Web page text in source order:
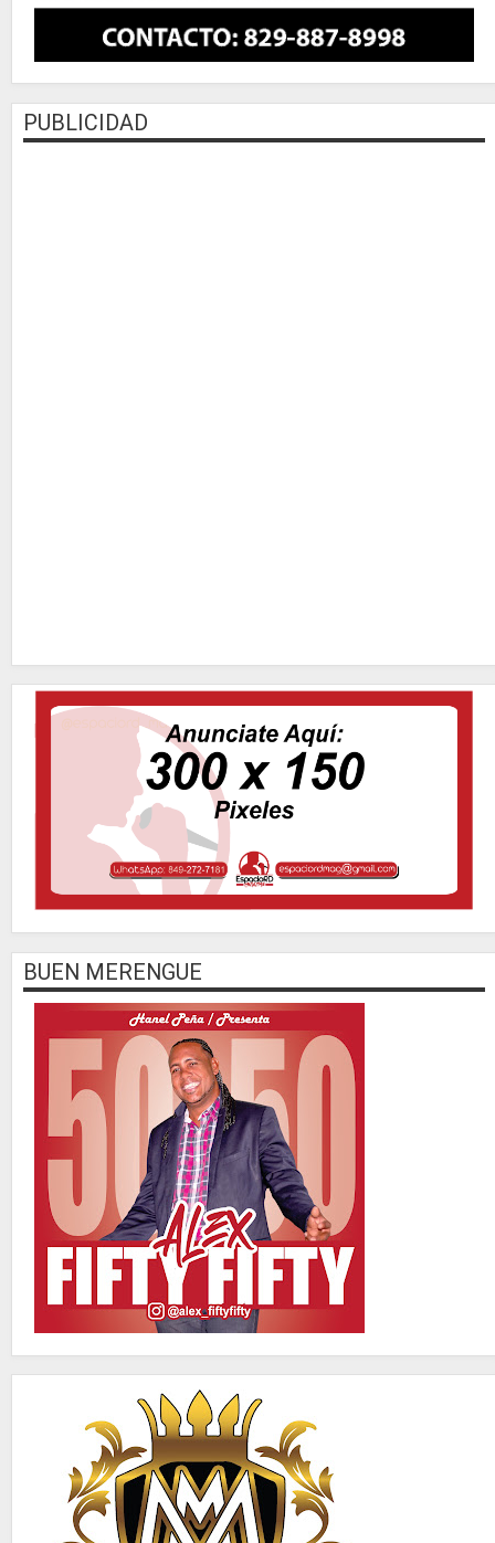
PUBLICIDAD
BUEN MERENGUE